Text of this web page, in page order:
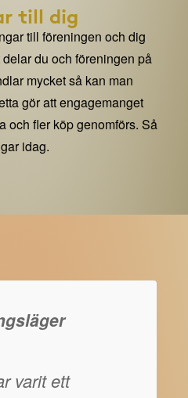
till dig
till föreningen och dig
du och föreningen på
mycket så kan man
gör att engagemanget
och fler köp genomförs. Så
idag.
varit ett